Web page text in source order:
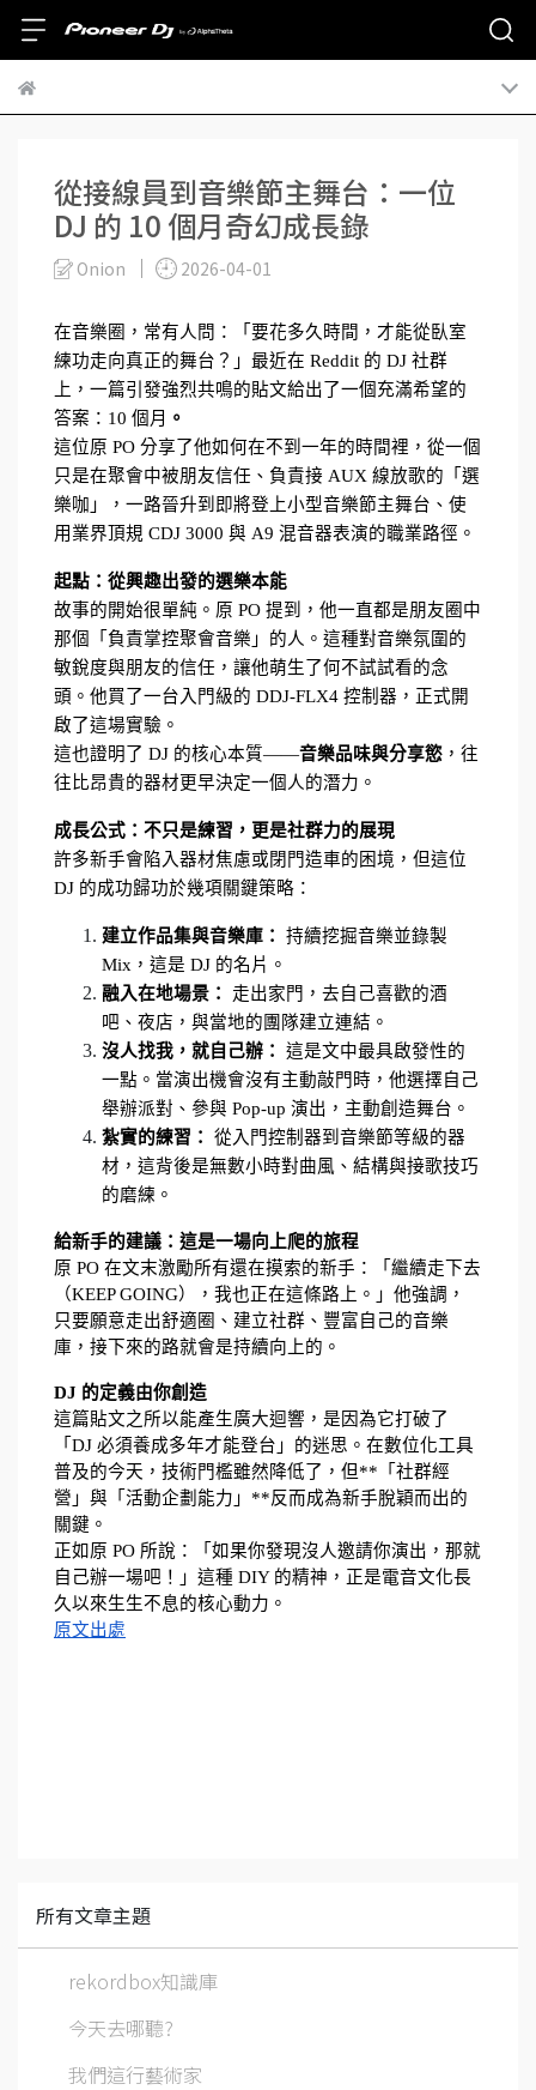
從接線員到音樂節主舞台：一位
DJ 的 10 個月奇幻成長錄
Onion 2026-04-01
在音樂圈，常有人問：「要花多久時間，才能從臥室
練功走向真正的舞台？」最近在 Reddit 的 DJ 社群
上，一篇引發強烈共鳴的貼文給出了一個充滿希望的
答案：10 個月 。
這位原 PO 分享了他如何在不到一年的時間裡，從一個
只是在聚會中被朋友信任、負責接 AUX 線放歌的「選
樂咖」，一路晉升到即將登上小型音樂節主舞台、使
用業界頂規 CDJ 3000 與 A9 混音器表演的職業路徑。
起點：從興趣出發的選樂本能
故事的開始很單純。原 PO 提到，他一直都是朋友圈中
那個「負責掌控聚會音樂」的人。這種對音樂氛圍的
敏銳度與朋友的信任，讓他萌生了何不試試看的念
頭。他買了一台入門級的 DDJ-FLX4 控制器，正式開
啟了這場實驗。
這也證明了 DJ 的核心本質——音樂品味與分享慾 ，往
往比昂貴的器材更早決定一個人的潛力。
成長公式：不只是練習，更是社群力的展現
許多新手會陷入器材焦慮或閉門造車的困境，但這位
DJ 的成功歸功於幾項關鍵策略：
建立作品集與音樂庫：
持續挖掘音樂並錄製
Mix，這是 DJ 的名片。
融入在地場景：
走出家門，去自己喜歡的酒
吧、夜店，與當地的團隊建立連結。
沒人找我，就自己辦：
這是文中最具啟發性的
一點。當演出機會沒有主動敲門時，他選擇自己
舉辦派對、參與 Pop-up 演出，主動創造舞台。
紮實的練習：
從入門控制器到音樂節等級的器
材，這背後是無數小時對曲風、結構與接歌技巧
的磨練。
給新手的建議：這是一場向上爬的旅程
原 PO 在文末激勵所有還在摸索的新手：「繼續走下去
（KEEP GOING），我也正在這條路上。」他強調，
只要願意走出舒適圈、建立社群、豐富自己的音樂
庫，接下來的路就會是持續向上的。
DJ 的定義由你創造
這篇貼文之所以能產生廣大迴響，是因為它打破了
「DJ 必須養成多年才能登台」的迷思。在數位化工具
普及的今天，技術門檻雖然降低了，但**「社群經
營」與「活動企劃能力」**反而成為新手脫穎而出的
關鍵。
正如原 PO 所說：「如果你發現沒人邀請你演出，那就
自己辦一場吧！」這種 DIY 的精神，正是電音文化長
久以來生生不息的核心動力。
原文出處
所有文章主題
rekordbox知識庫
今天去哪聽?
我們這行藝術家